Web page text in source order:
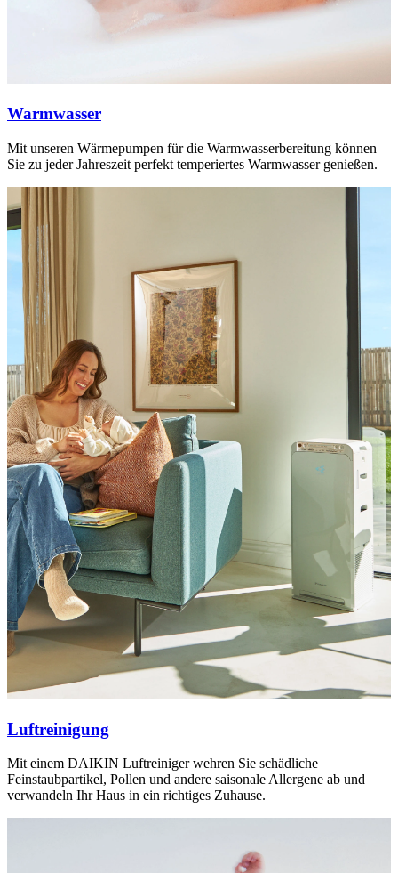
Warmwasser
Mit unseren Wärmepumpen für die Warmwasserbereitung können
Sie zu jeder Jahreszeit perfekt temperiertes Warmwasser genießen.
Luftreinigung
Mit einem DAIKIN Luftreiniger wehren Sie schädliche
Feinstaubpartikel, Pollen und andere saisonale Allergene ab und
verwandeln Ihr Haus in ein richtiges Zuhause.